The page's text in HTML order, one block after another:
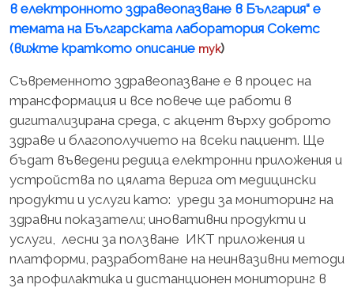
в електронното здравеопазване в България“ е
темата на Българската лаборатория Сокетс
(вижте краткото описание тук)
Съвременното здравеопазване е в процес на
трансформация и все повече ще работи в
дигитализирана среда, с акцент върху доброто
здраве и благополучието на всеки пациент. Ще
бъдат въведени редица електронни приложения и
устройства по цялата верига от медицински
продукти и услуги като: уреди за мониторинг на
здравни показатели; иновативни продукти и
услуги, лесни за ползване ИКТ приложения и
платформи, разработване на неинвазивни методи
за профилактика и дистанционен мониторинг в